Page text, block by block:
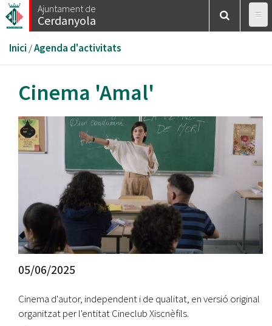
Vés
al
Ajuntament de
Cerdanyola
Esteu
aquí
Inici /Agenda d'activitats
Cinema 'Amal'
05/06/2025
Cinema d'autor, independent i de qualitat, en versió original
organitzat per l'entitat Cineclub Xiscnèfils.